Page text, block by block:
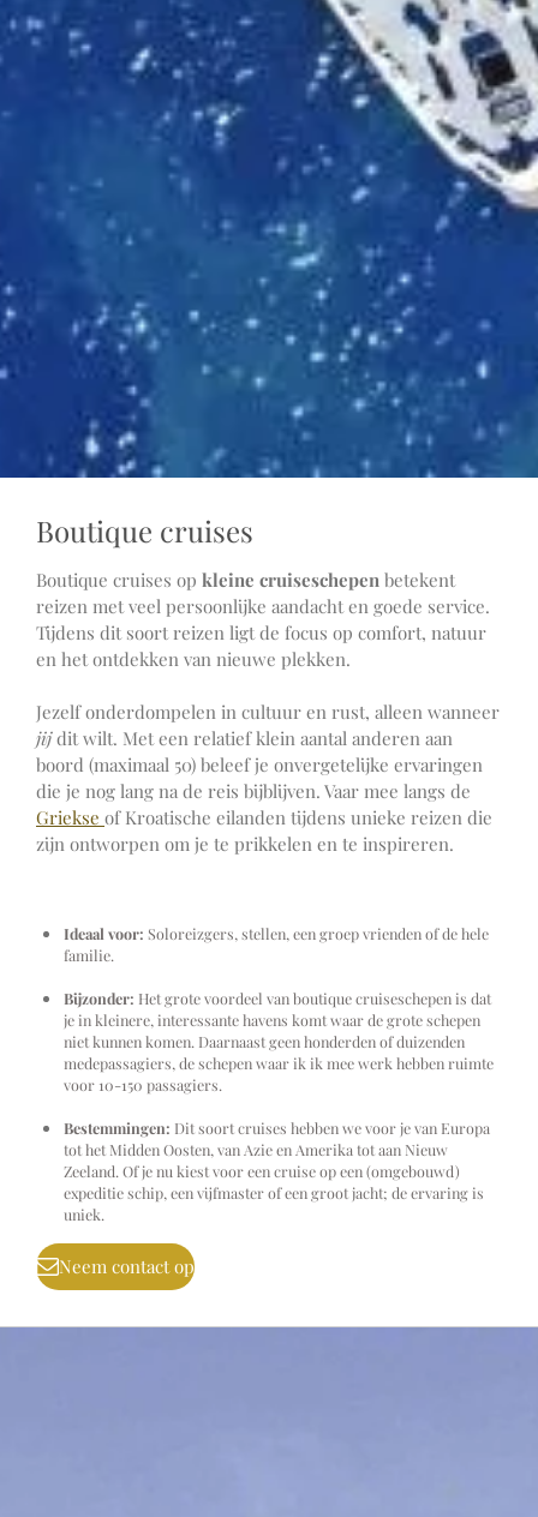
Boutique cruises
Boutique cruises op kleine cruiseschepen betekent
reizen met veel persoonlijke aandacht en goede service.
Tijdens dit soort reizen ligt de focus op comfort, natuur
en het ontdekken van nieuwe plekken.
Jezelf onderdompelen in cultuur en rust, alleen wanneer
jijdit wilt. Met een relatief klein aantal anderen aan
boord (maximaal 50) beleef je onvergetelijke ervaringen
die je nog lang na de reis bijblijven. Vaar mee langs de
Griekse of Kroatische eilanden tijdens unieke reizen die
zijn ontworpen om je te prikkelen en te inspireren.
Ideaal voor: Soloreizgers, stellen, een groep vrienden of de hele
familie.
Bijzonder: Het grote voordeel van boutique cruiseschepen is dat
je in kleinere, interessante havens komt waar de grote schepen
niet kunnen komen. Daarnaast geen honderden of duizenden
medepassagiers, de schepen waar ik ik mee werk hebben ruimte
voor 10-150 passagiers.
Bestemmingen: Dit soort cruises hebben we voor je van Europa
tot het Midden Oosten, van Azie en Amerika tot aan Nieuw
Zeeland. Of je nu kiest voor een cruise op een (omgebouwd)
expeditie schip, een vijfmaster of een groot jacht; de ervaring is
uniek.
Neem contact op